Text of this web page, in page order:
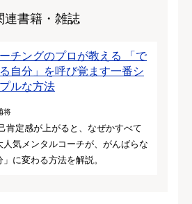
連書籍・雑誌
チングのプロが教える 「で
自分」を呼び覚ます一番シ
ルな方法
将
肯定感が上がると、なぜかすべて
気メンタルコーチが、がんばらな
に変わる方法を解説。